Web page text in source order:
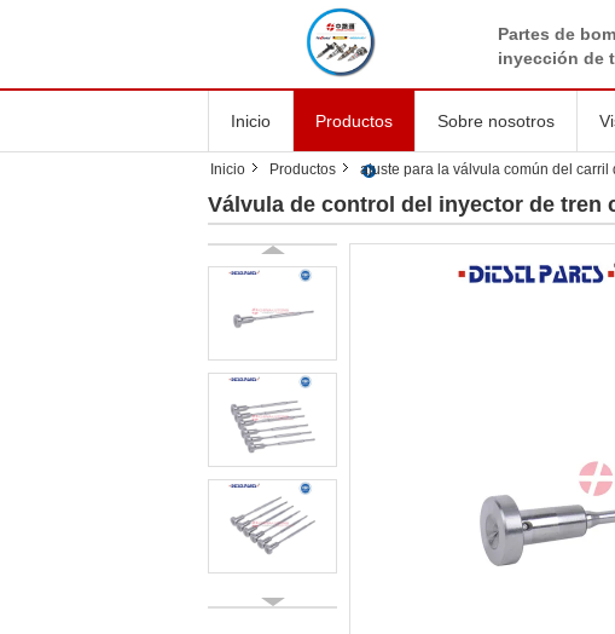
Partes de
inyección de
Inicio Productos Sobre nosotros
Inicio Productos ajuste para la válvula común del carril
Válvula de control del inyector de tren